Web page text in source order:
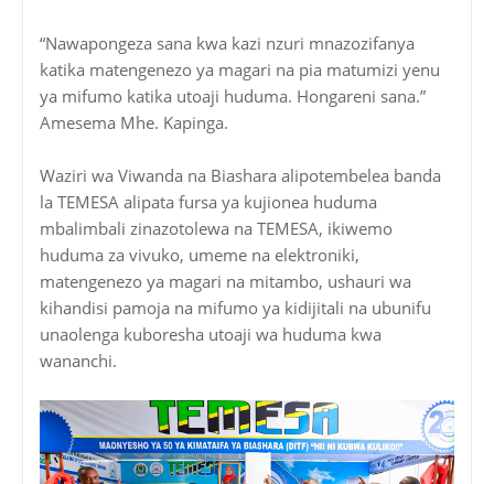
“Nawapongeza sana kwa kazi nzuri mnazozifanya
katika matengenezo ya magari na pia matumizi yenu
ya mifumo katika utoaji huduma. Hongareni sana.”
Amesema Mhe. Kapinga.
Waziri wa Viwanda na Biashara alipotembelea banda
la TEMESA alipata fursa ya kujionea huduma
mbalimbali zinazotolewa na TEMESA, ikiwemo
huduma za vivuko, umeme na elektroniki,
matengenezo ya magari na mitambo, ushauri wa
kihandisi pamoja na mifumo ya kidijitali na ubunifu
unaolenga kuboresha utoaji wa huduma kwa
wananchi.